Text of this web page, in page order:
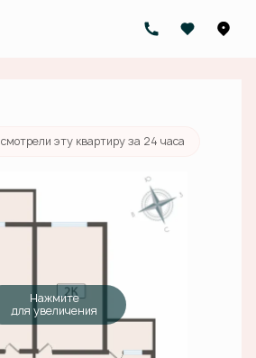
10 350 000 руб.
смотрели эту квартиру за 24 часа
Нажмите
для увеличения